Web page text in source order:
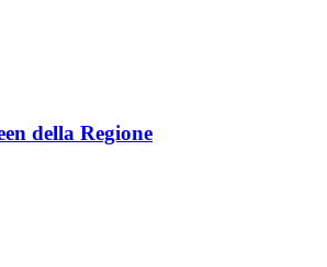
della Regione